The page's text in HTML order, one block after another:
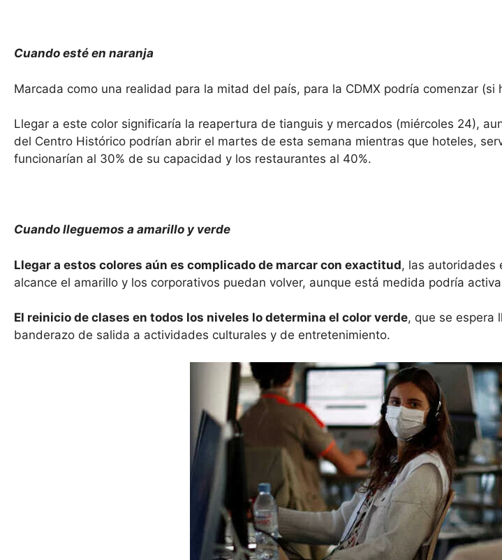
Cuando esté en naranja
Marcada como una realidad para la mitad del país, para la CDMX podría comenzar
Llegar a este color significaría la reapertura de tianguis y mercados (miércoles 24),
del Centro Histórico podrían abrir el martes de esta semana mientras que hoteles,
funcionarían al 30% de su capacidad y los restaurantes al 40%.
Cuando lleguemos a amarillo y verde
Llegar a estos colores aún es complicado de marcar con exactitud, las autoridades
alcance el amarillo y los corporativos puedan volver, aunque está medida podría
El reinicio de clases en todos los niveles lo determina el color verde, que se espera
banderazo de salida a actividades culturales y de entretenimiento.